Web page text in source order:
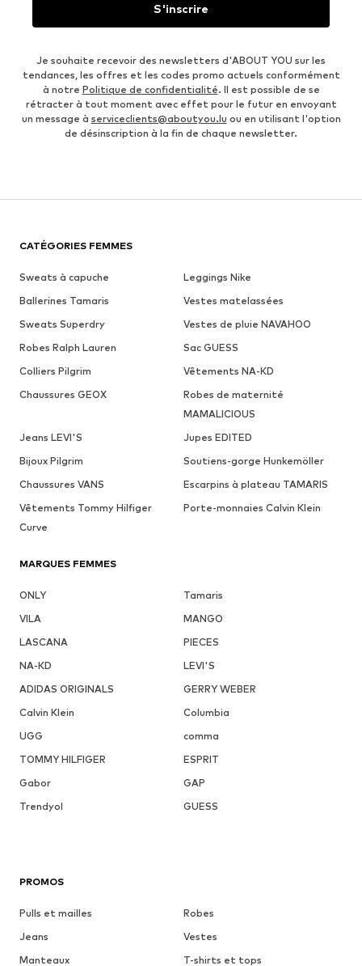
S'inscrire
Je souhaite recevoir des newsletters d'ABOUT YOU sur les
tendances, les offres et les codes promo actuels conformément
à notre Politique de confidentialité. Il est possible de se
rétracter à tout moment avec effet pour le futur en envoyant
un message à serviceclients@aboutyou.lu ou en utilisant l'option
de désinscription à la fin de chaque newsletter.
CATÉGORIES FEMMES
Sweats à capuche
Leggings Nike
Ballerines Tamaris
Vestes matelassées
Sweats Superdry
Vestes de pluie NAVAHOO
Robes Ralph Lauren
Sac GUESS
Colliers Pilgrim
Vêtements NA-KD
Chaussures GEOX
Robes de maternité
MAMALICIOUS
Jeans LEVI'S
Jupes EDITED
Bijoux Pilgrim
Soutiens-gorge Hunkemöller
Chaussures VANS
Escarpins à plateau TAMARIS
Vêtements Tommy Hilfiger
Curve
Porte-monnaies Calvin Klein
MARQUES FEMMES
ONLY
Tamaris
VILA
MANGO
LASCANA
PIECES
NA-KD
LEVI'S
ADIDAS ORIGINALS
GERRY WEBER
Calvin Klein
Columbia
UGG
comma
TOMMY HILFIGER
ESPRIT
Gabor
GAP
Trendyol
GUESS
PROMOS
Pulls et mailles
Robes
Jeans
Vestes
Manteaux
T-shirts et tops